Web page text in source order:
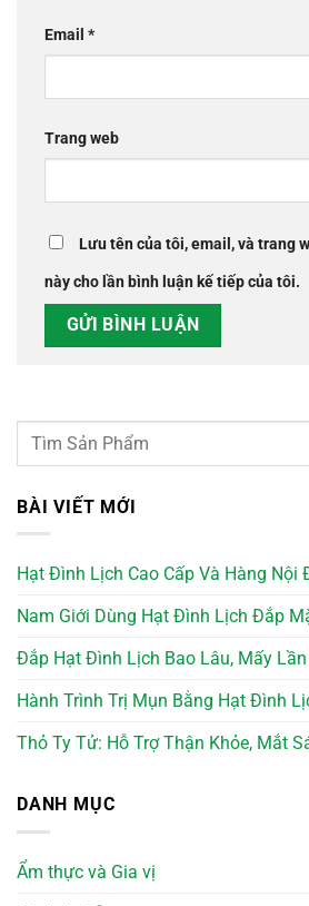
Email *
Trang web
Lưu tên của tôi, email, và trang
này cho lần bình luận kế tiếp của tôi.
BÀI VIẾT MỚI
Hạt Đình Lịch Cao Cấp Và Hàng Nội
Nam Giới Dùng Hạt Đình Lịch Đắp
Đắp Hạt Đình Lịch Bao Lâu, Mấy
Hành Trình Trị Mụn Bằng Hạt Đình
Thỏ Ty Tử: Hỗ Trợ Thận Khỏe, Mắt
DANH MỤC
Ẩm thực và Gia vị